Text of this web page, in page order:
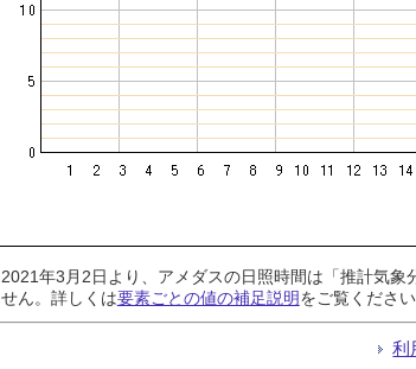
2021年3月2日より、アメダスの日照時間は「推計気
せん。詳しくは要素ごとの値の補足説明をご覧ください
利